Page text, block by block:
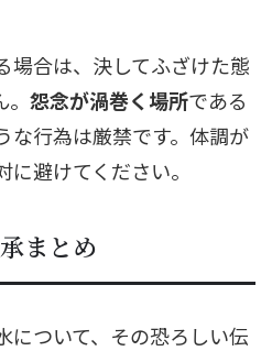
場合は、決してふざけた態
怨念が渦巻く場所である
な行為は厳禁です。体調が
避けてください。
まとめ
について、その恐ろしい伝